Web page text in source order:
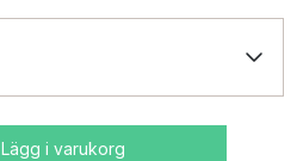
Lägg i varukorg